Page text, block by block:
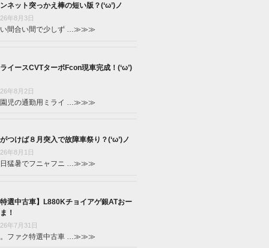
ネット突っかえ棒の短い版？(‘ω’)ノ
年8月3日
間合い間で少しず …≫≫≫
イースCVTターボFcon現車完成！(‘ω’)
年8月2日
児の通勤用ミライ …≫≫≫
つけば８月突入で故障車祭り？(‘ω’)ノ
年8月1日
猛暑でフニャフニ …≫≫≫
選中古車】L880Kチョイアゲ銀ATおー
！
年7月31日
ファク特選中古車 …≫≫≫